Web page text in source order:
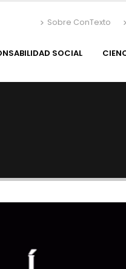
Sobre ConTexto
SOCIAL